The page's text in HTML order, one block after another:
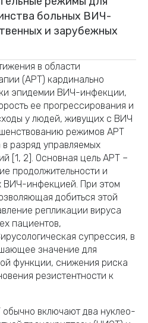
больных ВИЧ-
и зарубежных
в области
(АРТ) кардинально
эпидемии ВИЧ-инфекции,
ее прогрессирования и
у людей, живущих с ВИЧ
режимов АРТ
разряд управляемых
[1, 2]. Основная цель АРТ –
продолжительности и
ВИЧ-инфекцией. При этом
добиться этой
репликации вируса
пациентов,
супрессия, в
значение для
функции, снижения риска
резистентности к
включают два нуклео­